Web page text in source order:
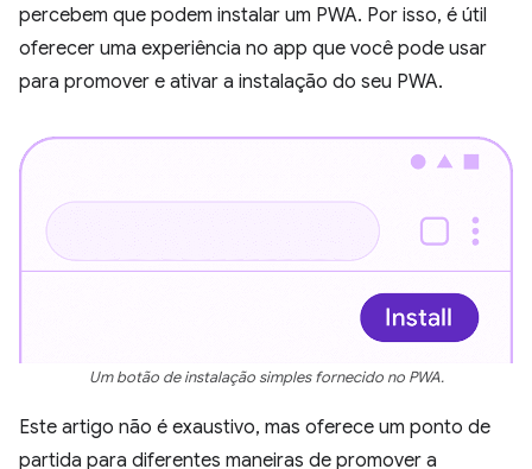
percebem que podem instalar um PWA. Por isso, é útil
oferecer uma experiência no app que você pode usar
para promover e ativar a instalação do seu PWA.
Um botão de instalação simples fornecido no PWA.
Este artigo não é exaustivo, mas oferece um ponto de
partida para diferentes maneiras de promover a